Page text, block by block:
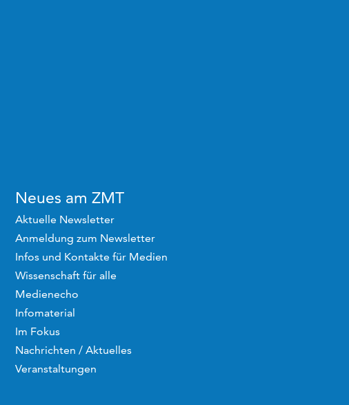
Neues am ZMT
Aktuelle Newsletter
Anmeldung zum Newsletter
Infos und Kontakte für Medien
Wissenschaft für alle
Medienecho
Infomaterial
Im Fokus
Nachrichten / Aktuelles
Veranstaltungen